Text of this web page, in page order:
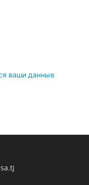
ваши данные